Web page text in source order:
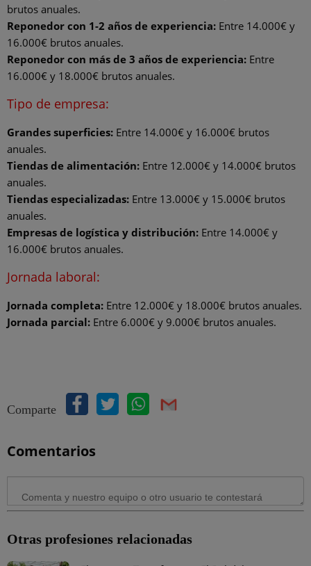
brutos anuales.
Reponedor con 1-2 años de experiencia: Entre 14.000€ y
16.000€ brutos anuales.
Reponedor con más de 3 años de experiencia: Entre
16.000€ y 18.000€ brutos anuales.
Tipo de empresa:
Grandes superficies: Entre 14.000€ y 16.000€ brutos
anuales.
Tiendas de alimentación: Entre 12.000€ y 14.000€ brutos
anuales.
Tiendas especializadas: Entre 13.000€ y 15.000€ brutos
anuales.
Empresas de logística y distribución: Entre 14.000€ y
16.000€ brutos anuales.
Jornada laboral:
Jornada completa: Entre 12.000€ y 18.000€ brutos anuales.
Jornada parcial: Entre 6.000€ y 9.000€ brutos anuales.
Comparte
Comentarios
Otras profesiones relacionadas